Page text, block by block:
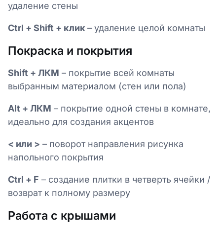
удаление стены
Ctrl + Shift + клик – удаление целой комнаты
Покраска и покрытия
Shift + ЛКМ – покрытие всей комнаты
выбранным материалом (стен или пола)
Alt + ЛКМ – покрытие одной стены в комнате,
идеально для создания акцентов
< или > – поворот направления рисунка
напольного покрытия
Ctrl + F – создание плитки в четверть ячейки /
возврат к полному размеру
Работа с крышами